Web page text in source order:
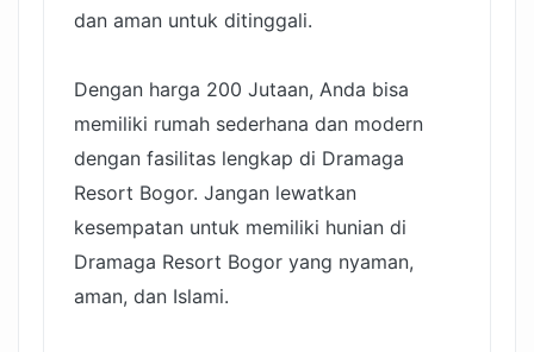
dan aman untuk ditinggali.
Dengan harga 200 Jutaan, Anda bisa
memiliki rumah sederhana dan modern
dengan fasilitas lengkap di Dramaga
Resort Bogor. Jangan lewatkan
kesempatan untuk memiliki hunian di
Dramaga Resort Bogor yang nyaman,
aman, dan Islami.